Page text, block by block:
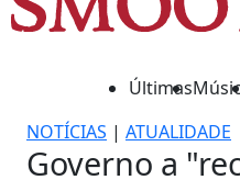
Últimas
NOTÍCIAS | ATUALIDADE
Governo a